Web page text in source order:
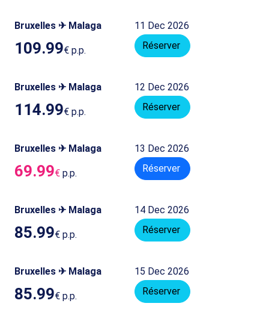
Bruxelles ✈ Malaga 11 Dec 2026
109.99€ p.p. Réserver
Bruxelles ✈ Malaga 12 Dec 2026
114.99€ p.p. Réserver
Bruxelles ✈ Malaga 13 Dec 2026
69.99€ p.p. Réserver
Bruxelles ✈ Malaga 14 Dec 2026
85.99€ p.p. Réserver
Bruxelles ✈ Malaga 15 Dec 2026
85.99€ p.p. Réserver